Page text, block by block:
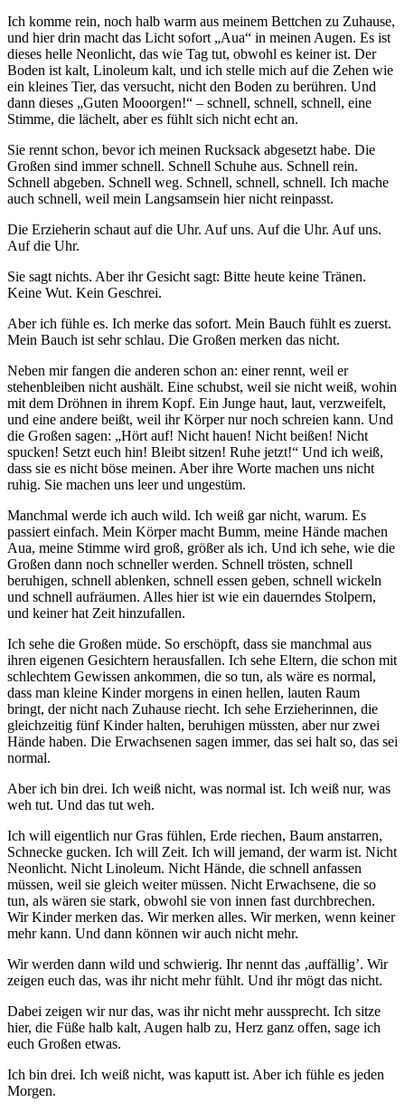
Ich komme rein, noch halb warm aus meinem Bettchen zu Zuhause,
und hier drin macht das Licht sofort „Aua“ in meinen Augen. Es ist
dieses helle Neonlicht, das wie Tag tut, obwohl es keiner ist. Der
Boden ist kalt, Linoleum kalt, und ich stelle mich auf die Zehen wie
ein kleines Tier, das versucht, nicht den Boden zu berühren. Und
dann dieses „Guten Mooorgen!“ – schnell, schnell, schnell, eine
Stimme, die lächelt, aber es fühlt sich nicht echt an.
Sie rennt schon, bevor ich meinen Rucksack abgesetzt habe. Die
Großen sind immer schnell. Schnell Schuhe aus. Schnell rein.
Schnell abgeben. Schnell weg. Schnell, schnell, schnell. Ich mache
auch schnell, weil mein Langsamsein hier nicht reinpasst.
Die Erzieherin schaut auf die Uhr. Auf uns. Auf die Uhr. Auf uns.
Auf die Uhr.
Sie sagt nichts. Aber ihr Gesicht sagt: Bitte heute keine Tränen.
Keine Wut. Kein Geschrei.
Aber ich fühle es. Ich merke das sofort. Mein Bauch fühlt es zuerst.
Mein Bauch ist sehr schlau. Die Großen merken das nicht.
Neben mir fangen die anderen schon an: einer rennt, weil er
stehenbleiben nicht aushält. Eine schubst, weil sie nicht weiß, wohin
mit dem Dröhnen in ihrem Kopf. Ein Junge haut, laut, verzweifelt,
und eine andere beißt, weil ihr Körper nur noch schreien kann. Und
die Großen sagen: „Hört auf! Nicht hauen! Nicht beißen! Nicht
spucken! Setzt euch hin! Bleibt sitzen! Ruhe jetzt!“ Und ich weiß,
dass sie es nicht böse meinen. Aber ihre Worte machen uns nicht
ruhig. Sie machen uns leer und ungestüm.
Manchmal werde ich auch wild. Ich weiß gar nicht, warum. Es
passiert einfach. Mein Körper macht Bumm, meine Hände machen
Aua, meine Stimme wird groß, größer als ich. Und ich sehe, wie die
Großen dann noch schneller werden. Schnell trösten, schnell
beruhigen, schnell ablenken, schnell essen geben, schnell wickeln
und schnell aufräumen. Alles hier ist wie ein dauerndes Stolpern,
und keiner hat Zeit hinzufallen.
Ich sehe die Großen müde. So erschöpft, dass sie manchmal aus
ihren eigenen Gesichtern herausfallen. Ich sehe Eltern, die schon mit
schlechtem Gewissen ankommen, die so tun, als wäre es normal,
dass man kleine Kinder morgens in einen hellen, lauten Raum
bringt, der nicht nach Zuhause riecht. Ich sehe Erzieherinnen, die
gleichzeitig fünf Kinder halten, beruhigen müssten, aber nur zwei
Hände haben. Die Erwachsenen sagen immer, das sei halt so, das sei
normal.
Aber ich bin drei. Ich weiß nicht, was normal ist. Ich weiß nur, was
weh tut. Und das tut weh.
Ich will eigentlich nur Gras fühlen, Erde riechen, Baum anstarren,
Schnecke gucken. Ich will Zeit. Ich will jemand, der warm ist. Nicht
Neonlicht. Nicht Linoleum. Nicht Hände, die schnell anfassen
müssen, weil sie gleich weiter müssen. Nicht Erwachsene, die so
tun, als wären sie stark, obwohl sie von innen fast durchbrechen.
Wir Kinder merken das. Wir merken alles. Wir merken, wenn keiner
mehr kann. Und dann können wir auch nicht mehr.
Wir werden dann wild und schwierig. Ihr nennt das ‚auffällig’. Wir
zeigen euch das, was ihr nicht mehr fühlt. Und ihr mögt das nicht.
Dabei zeigen wir nur das, was ihr nicht mehr aussprecht. Ich sitze
hier, die Füße halb kalt, Augen halb zu, Herz ganz offen, sage ich
euch Großen etwas.
Ich bin drei. Ich weiß nicht, was kaputt ist. Aber ich fühle es jeden
Morgen.